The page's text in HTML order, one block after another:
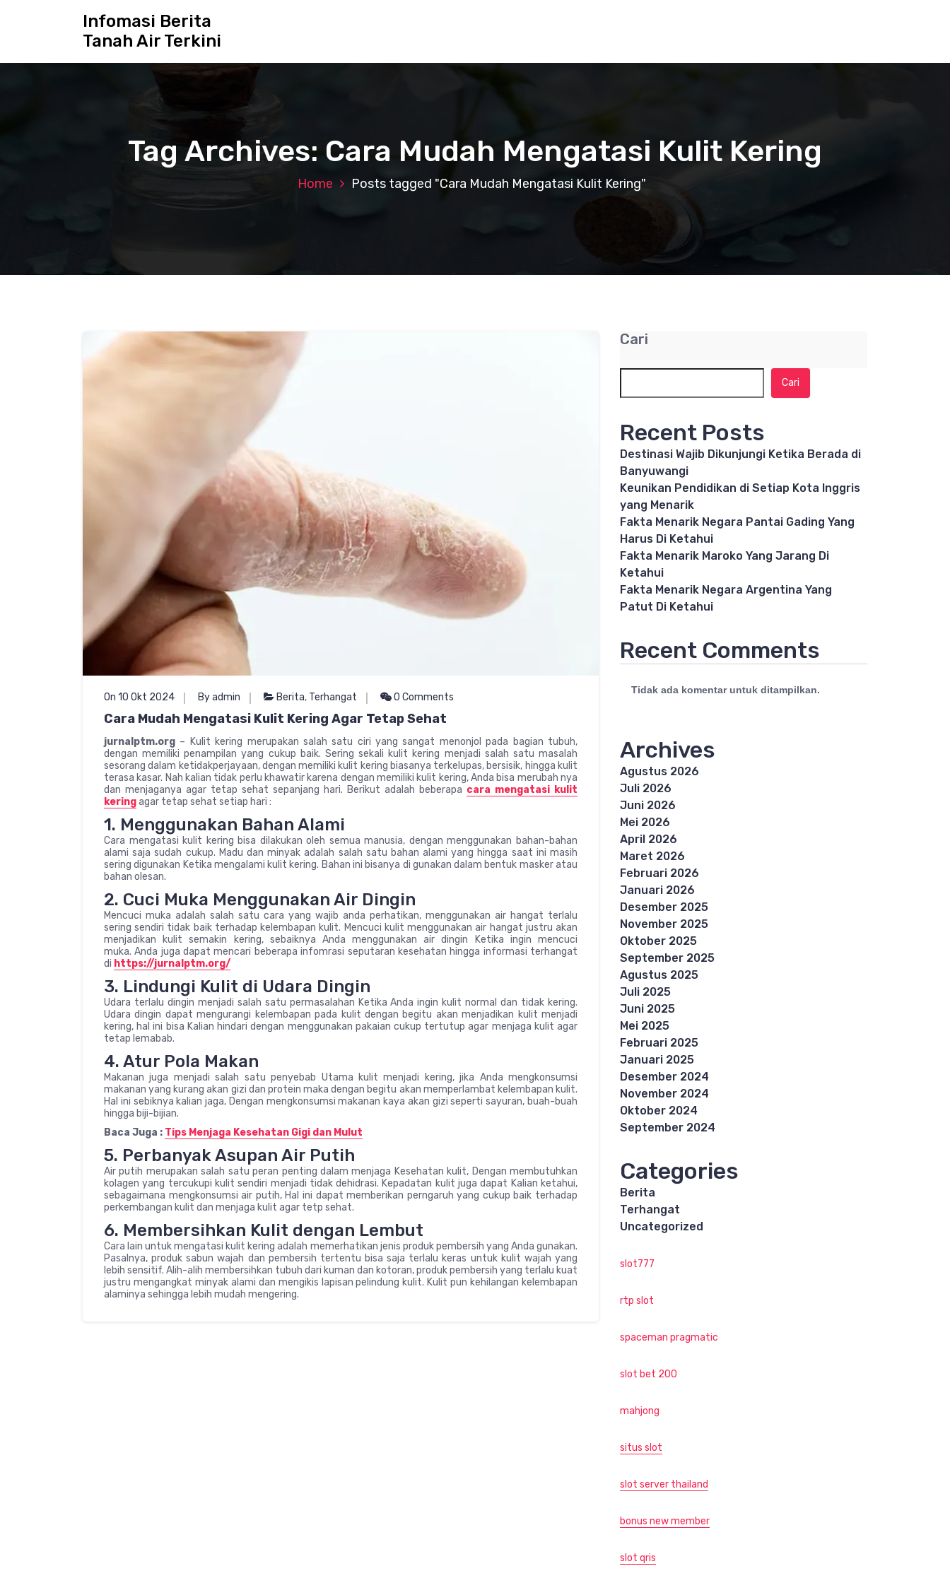
Infomasi Berita
Tanah Air Terkini
Tag Archives: Cara Mudah Mengatasi Kulit Kering
Home Posts tagged "Cara Mudah Mengatasi Kulit Kering"
On 10 Okt 2024 By admin Berita, Terhangat 0 Comments
Cara Mudah Mengatasi Kulit Kering Agar Tetap Sehat
jurnalptm.org – Kulit kering merupakan salah satu ciri yang sangat menonjol pada bagian tubuh,
dengan memiliki penampilan yang cukup baik. Sering sekali kulit kering menjadi salah satu masalah
sesorang dalam ketidakperjayaan, dengan memiliki kulit kering biasanya terkelupas, bersisik, hingga kulit
terasa kasar. Nah kalian tidak perlu khawatir karena dengan memiliki kulit kering, Anda bisa merubah nya
dan menjaganya agar tetap sehat sepanjang hari. Berikut adalah beberapa cara mengatasi kulit
keringagar tetap sehat setiap hari :
1. Menggunakan Bahan Alami
Cara mengatasi kulit kering bisa dilakukan oleh semua manusia, dengan menggunakan bahan-bahan
alami saja sudah cukup. Madu dan minyak adalah salah satu bahan alami yang hingga saat ini masih
sering digunakan Ketika mengalami kulit kering. Bahan ini bisanya di gunakan dalam bentuk masker atau
bahan olesan.
2. Cuci Muka Menggunakan Air Dingin
Mencuci muka adalah salah satu cara yang wajib anda perhatikan, menggunakan air hangat terlalu
sering sendiri tidak baik terhadap kelembapan kulit. Mencuci kulit menggunakan air hangat justru akan
menjadikan kulit semakin kering, sebaiknya Anda menggunakan air dingin Ketika ingin mencuci
muka. Anda juga dapat mencari beberapa infomrasi seputaran kesehatan hingga informasi terhangat
di https://jurnalptm.org/
3. Lindungi Kulit di Udara Dingin
Udara terlalu dingin menjadi salah satu permasalahan Ketika Anda ingin kulit normal dan tidak kering.
Udara dingin dapat mengurangi kelembapan pada kulit dengan begitu akan menjadikan kulit menjadi
kering, hal ini bisa Kalian hindari dengan menggunakan pakaian cukup tertutup agar menjaga kulit agar
tetap lemabab.
4. Atur Pola Makan
Makanan juga menjadi salah satu penyebab Utama kulit menjadi kering, jika Anda mengkonsumsi
makanan yang kurang akan gizi dan protein maka dengan begitu akan memperlambat kelembapan kulit.
Hal ini sebiknya kalian jaga, Dengan mengkonsumsi makanan kaya akan gizi seperti sayuran, buah-buah
hingga biji-bijian.
Baca Juga : Tips Menjaga Kesehatan Gigi dan Mulut
5. Perbanyak Asupan Air Putih
Air putih merupakan salah satu peran penting dalam menjaga Kesehatan kulit, Dengan membutuhkan
kolagen yang tercukupi kulit sendiri menjadi tidak dehidrasi. Kepadatan kulit juga dapat Kalian ketahui,
sebagaimana mengkonsumsi air putih, Hal ini dapat memberikan perngaruh yang cukup baik terhadap
perkembangan kulit dan menjaga kulit agar tetp sehat.
6. Membersihkan Kulit dengan Lembut
Cara lain untuk mengatasi kulit kering adalah memerhatikan jenis produk pembersih yang Anda gunakan.
Pasalnya, produk sabun wajah dan pembersih tertentu bisa saja terlalu keras untuk kulit wajah yang
lebih sensitif. Alih-alih membersihkan tubuh dari kuman dan kotoran, produk pembersih yang terlalu kuat
justru mengangkat minyak alami dan mengikis lapisan pelindung kulit. Kulit pun kehilangan kelembapan
alaminya sehingga lebih mudah mengering.
Cari
Cari
Recent Posts
Destinasi Wajib Dikunjungi Ketika Berada di
Banyuwangi
Keunikan Pendidikan di Setiap Kota Inggris
yang Menarik
Fakta Menarik Negara Pantai Gading Yang
Harus Di Ketahui
Fakta Menarik Maroko Yang Jarang Di
Ketahui
Fakta Menarik Negara Argentina Yang
Patut Di Ketahui
Recent Comments
Tidak ada komentar untuk ditampilkan.
Archives
Agustus 2026
Juli 2026
Juni 2026
Mei 2026
April 2026
Maret 2026
Februari 2026
Januari 2026
Desember 2025
November 2025
Oktober 2025
September 2025
Agustus 2025
Juli 2025
Juni 2025
Mei 2025
Februari 2025
Januari 2025
Desember 2024
November 2024
Oktober 2024
September 2024
Categories
Berita
Terhangat
Uncategorized
slot777
rtp slot
spaceman pragmatic
slot bet 200
mahjong
situs slot
slot server thailand
bonus new member
slot qris